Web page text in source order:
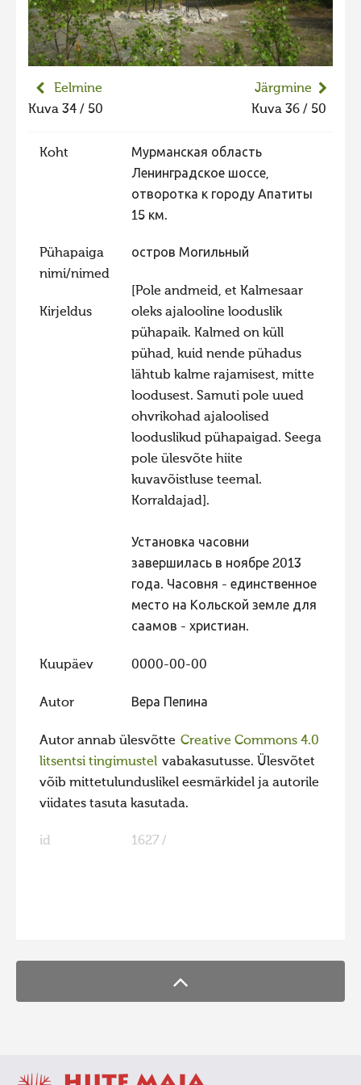
Liikuvad kuvad 2025
Hiite kuvavõistlus 2024
Liikuvad kuvad 2024
Hiite kuvavõistlus 2023 lisa
Hiite kuvavõistlus 2022
Liikuvad kuvad 2022
Hiite kuvavõistlus 2021
Hiite kuvavõistlus 2021 lisa
Liikuvad kuvad 2021
Hiite kuvavõistlus 2020 lisa
Liikuvad kuvad 2020
Hiite kuvavõistlus 2019
Hiite kuvavõistlus 2018
Hiite kuvavõistlus 2015
Hiite kuvavõistlus 2014
Hiite kuvavõistlus 2012
Hiite kuvavõistlus 2011
Hiite kuvavõistlus 2008
Kontakt
Eelmine
Kuva 34 / 50
Järgmine
Kuva 36 / 50
Koht
Мурманская область
Ленинградское шоссе,
отворотка к городу Апатиты
15 км.
Pühapaiga
nimi/nimed
остров Могильный
Kirjeldus
[Pole andmeid, et Kalmesaar
oleks ajalooline looduslik
pühapaik. Kalmed on küll
pühad, kuid nende pühadus
lähtub kalme rajamisest, mitte
loodusest. Samuti pole uued
ohvrikohad ajaloolised
looduslikud pühapaigad. Seega
pole ülesvõte hiite
kuvavõistluse teemal.
Korraldajad].
Установка часовни
завершилась в ноябре 2013
года. Часовня - единственное
место на Кольской земле для
саамов - христиан.
Kuupäev 0000-00-00
Autor Вера Пепина
Autor annab ülesvõtte Creative Commons 4.0
litsentsi tingimustel vabakasutusse. Ülesvõtet
võib mittetulunduslikel eesmärkidel ja autorile
viidates tasuta kasutada.
id 1627 /